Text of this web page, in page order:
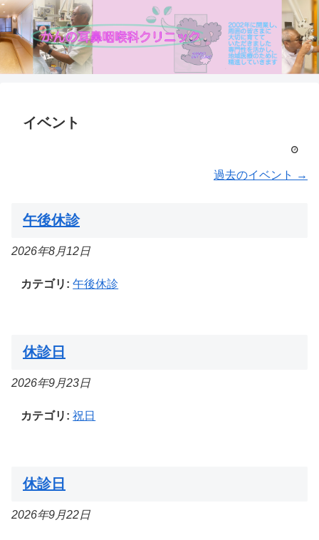
イベント
過去のイベント →
午後休診
2026年8月12日
カテゴリ: 午後休診
休診日
2026年9月23日
カテゴリ: 祝日
休診日
2026年9月22日